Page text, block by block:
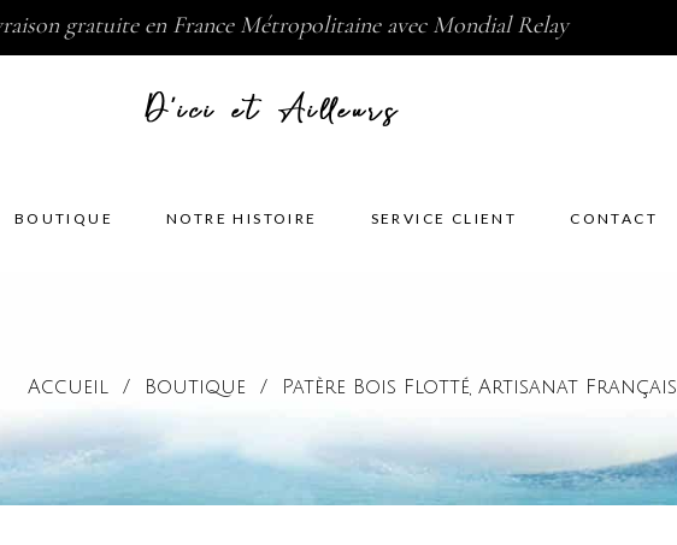
gratuite en France Métropolitaine avec Mondial Relay
BOUTIQUE NOTRE HISTOIRE SERVICE CLIENT CONTACT
Accueil / Boutique / Patère Bois Flotté, Artisanat Français